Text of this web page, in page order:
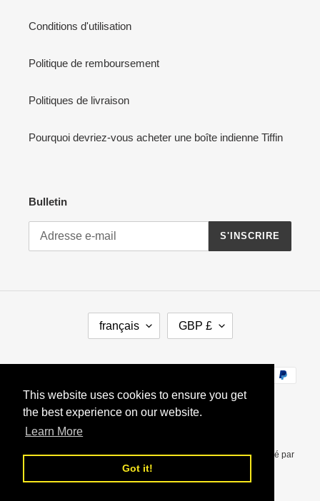
This website uses cookies to ensure you get
the best experience on our website.
Learn More
Got it!
Conditions d'utilisation
Politique de remboursement
Politiques de livraison
Pourquoi devriez-vous acheter une boîte indienne Tiffin
Bulletin
S'INSCRIRE
LANGUE
français DEVISE
GBP £
Moyens de paiement
© 2026,Indian-Tiffin LunchBox Commerce électronique propulsé par
Shopify